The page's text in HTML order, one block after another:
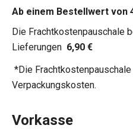
Ab einem Bestellwert von
Die Frachtkostenpauschale
Lieferungen 6,90 €
*Die
Verpackungskosten.
Vorkasse